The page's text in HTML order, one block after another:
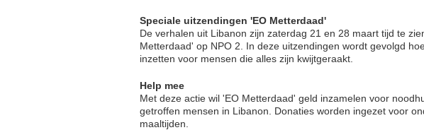
Speciale uitzendingen 'EO Metterdaad'
De verhalen uit Libanon zijn zaterdag 21 en 28 maart tijd te
Metterdaad' op NPO 2. In deze uitzendingen wordt gevolgd
inzetten voor mensen die alles zijn kwijtgeraakt.
Help mee
Met deze actie wil 'EO Metterdaad' geld inzamelen voor
getroffen mensen in Libanon. Donaties worden ingezet voor
maaltijden.